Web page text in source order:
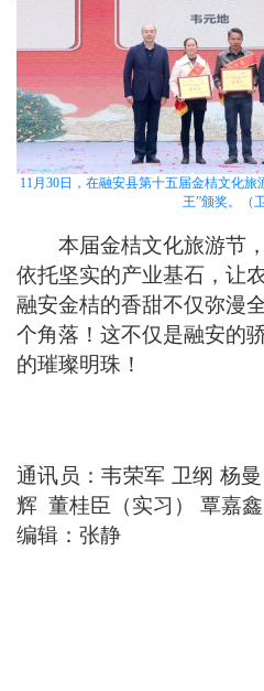
11月30日，在融安县第十五届金桔文化
王”颁奖。（
本届金桔文化旅游节
依托坚实的产业基石，让
融安金桔的香甜不仅弥漫
个角落！这不仅是融安的
的璀璨明珠！
通讯员：韦荣军 卫纲 杨
辉 董桂臣（实习） 覃嘉鑫
编辑：张静